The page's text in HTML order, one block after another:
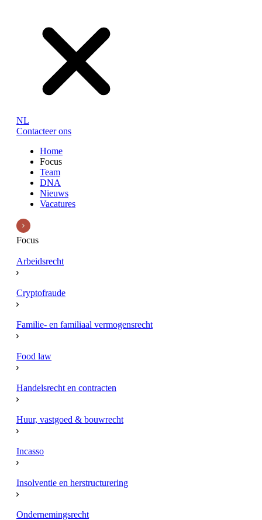
NL
Contacteer ons
Home
Focus
Team
DNA
Nieuws
Vacatures
Focus
Arbeidsrecht
Cryptofraude
Familie- en familiaal vermogensrecht
Food law
Handelsrecht en contracten
Huur, vastgoed & bouwrecht
Incasso
Insolventie en herstructurering
Ondernemingsrecht